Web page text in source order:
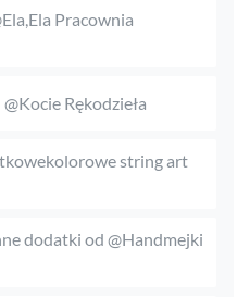
Pracownia
Rękodzieła
string art
dodatki od @Handmejki